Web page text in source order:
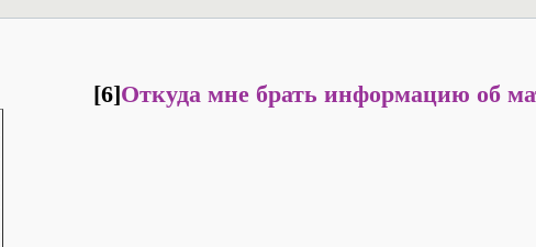
[6]Откуда мне брать информацию об